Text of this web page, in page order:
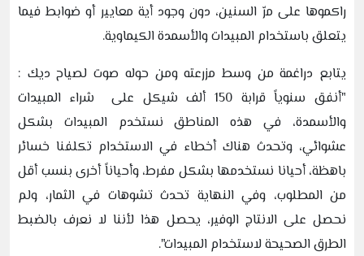
راكموها على مرّ السنين، دون وجود أية معايير أو ضوابط فيما
يتعلق باستخدام المبيدات والأسمدة الكيماوية.
يتابع دراغمة من وسط مزرعته ومن حوله صوت لصياح ديك :
"أنفق سنوياً قرابة 150 ألف شيكل على شراء المبيدات
والأسمدة، في هذه المناطق نستخدم المبيدات بشكل
عشوائي، وتحدث هناك أخطاء في الاستخدام تكلفنا خسائر
باهظة، أحيانا نستخدمها بشكل مفرط، وأحياناً أخرى بنسب أقل
من المطلوب، وفي النهاية تحدث تشوهات في الثمار، ولم
نحصل على الانتاج الوفير، يحصل هذا لأننا لا نعرف بالضبط
الطرق الصحيحة لاستخدام المبيدات".